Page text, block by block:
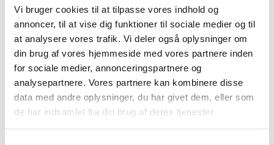
Vi bruger cookies til at tilpasse vores indhold og
annoncer, til at vise dig funktioner til sociale medier og til
at analysere vores trafik. Vi deler også oplysninger om
din brug af vores hjemmeside med vores partnere inden
for sociale medier, annonceringspartnere og
analysepartnere. Vores partnere kan kombinere disse
data med andre oplysninger, du har givet dem, eller som
de har indsamlet fra din brug af deres tjenester.
Leasing
Cookie-politik
Persondatapolitik
Om Kjærulff
Torben går på pension
Kurser